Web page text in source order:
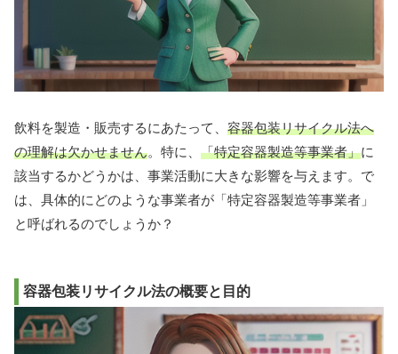
飲料を製造・販売するにあたって、 容器包装リサイクル法へ
の理解は欠かせません。特に、 「特定容器製造等事業者」に
該当するかどうかは、事業活動に大きな影響を与えます。で
は、具体的にどのような事業者が「特定容器製造等事業者」
と呼ばれるのでしょうか？
容器包装リサイクル法の概要と目的